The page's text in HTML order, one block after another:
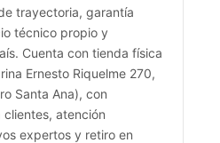
trayectoria, garantía
técnico propio y
Cuenta con tienda física
Ernesto Riquelme 270,
Santa Ana), con
atención
expertos y retiro en